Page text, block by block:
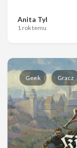
Anita Tyl
1 rok temu
Geek Gracz